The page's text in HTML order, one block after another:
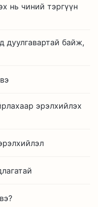
нь чиний тэргүүн
дуулгавартай байж,
эрэлхийлэх